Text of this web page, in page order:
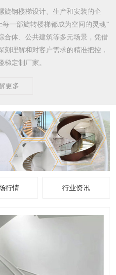
旋钢楼梯设计、生产和安装的企
一部旋转楼梯都成为空间的灵魂”
合体、公共建筑等多元场景，凭借
理解和对客户需求的精准把控，
定制厂家。​
更多
行情 行业资讯